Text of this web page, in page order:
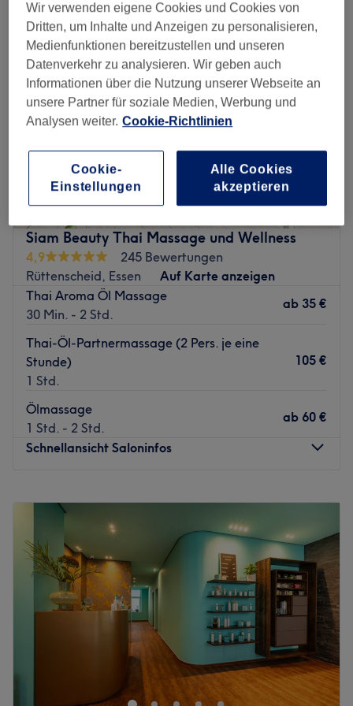
Siam Beauty Thai Massage und Wellness
4,9
245 Bewertungen
Rüttenscheid, Essen
Auf Karte anzeigen
Thai Aroma Öl Massage
30 Min. - 2 Std.
ab 35 €
Thai-Öl-Partnermassage (2 Pers. je eine
Stunde)
1 Std.
105 €
Ölmassage
1 Std. - 2 Std.
ab 60 €
Schnellansicht Saloninfos
Dienstag
10:00
20:00
Donnerstag
10:00–20:00
Freitag
10:00–20:00
Samstag
10:00 19:00
Sonntag
11:00 20:00
Bali Massage und Spa ist eine bewährte Massagepraxis,
die sich in Essen befindet. Sie bieten eine Vielzahl von
Dienstleistungen an, die auf die Verbesserung des
Wohlbefindens und der Entspannung ihrer Kunden
Wir verwenden eigene Cookies und Cookies von
Dritten, um Inhalte und Anzeigen zu personalisieren,
Medienfunktionen bereitzustellen und unseren
Datenverkehr zu analysieren. Wir geben auch
Informationen über die Nutzung unserer Webseite an
unsere Partner für soziale Medien, Werbung und
Analysen weiter. Cookie-Richtlinien
Cookie-
Einstellungen
Alle Cookies
akzeptieren